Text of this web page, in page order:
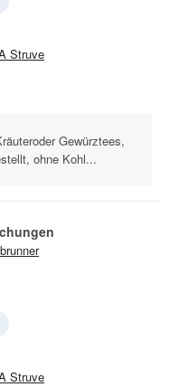
Struve
Gewürztees,
ohne Kohl...
Struve